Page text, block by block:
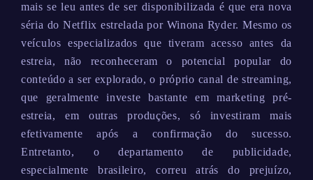
mais se leu antes de ser disponibilizada é que era nova
séria do Netflix estrelada por Winona Ryder. Mesmo os
veículos especializados que tiveram acesso antes da
estreia, não reconheceram o potencial popular do
conteúdo a ser explorado, o próprio canal de streaming,
que geralmente investe bastante em marketing pré-
estreia, em outras produções, só investiram mais
efetivamente após a confirmação do sucesso.
Entretanto, o departamento de publicidade,
especialmente brasileiro, correu atrás do prejuízo,